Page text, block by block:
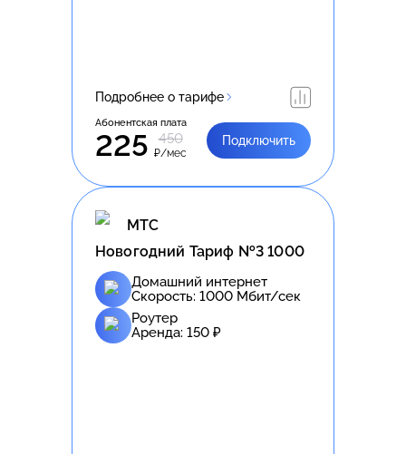
Подробнее о тарифе
Абонентская плата
225 450
₽/мес
Подключить
МТС
Новогодний Тариф №3 1000
Домашний интернет
Скорость: 1000 Мбит/сек
Роутер
Аренда: 150 ₽